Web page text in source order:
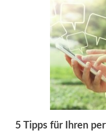
5 Tipps für Ihren